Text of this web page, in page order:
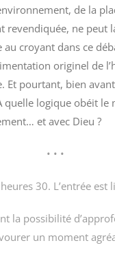
de la
revendiquée, ne peut
croyant dans ce
originel de
pourtant, bien
logique obéit
et avec Dieu ?
• • •
30. L’entrée est
la possibilité
un moment